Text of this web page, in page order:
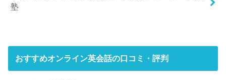
塾
おすすめオンライン英会話の口コミ・評判